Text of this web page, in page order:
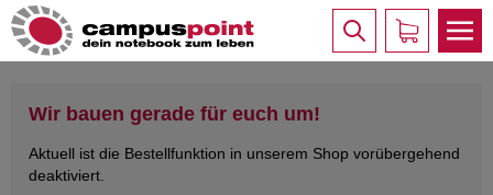
Wir bauen gerade für euch um!
Aktuell ist die Bestellfunktion in unserem Shop vorübergehend
deaktiviert.